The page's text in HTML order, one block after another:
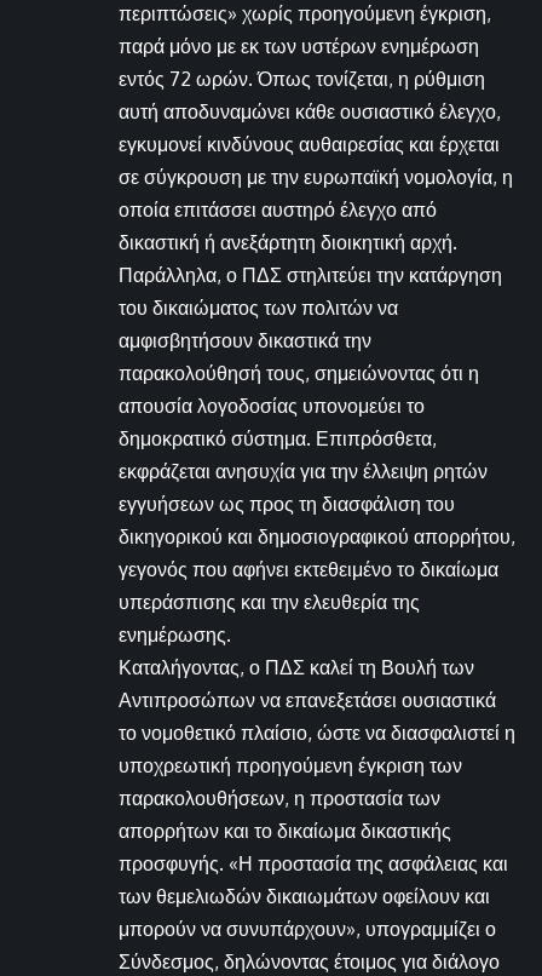
περιπτώσεις» χωρίς προηγούμενη έγκριση,
παρά μόνο με εκ των υστέρων ενημέρωση
εντός 72 ωρών. Όπως τονίζεται, η ρύθμιση
αυτή αποδυναμώνει κάθε ουσιαστικό έλεγχο,
εγκυμονεί κινδύνους αυθαιρεσίας και έρχεται
σε σύγκρουση με την ευρωπαϊκή νομολογία, η
οποία επιτάσσει αυστηρό έλεγχο από
δικαστική ή ανεξάρτητη διοικητική αρχή.
Παράλληλα, ο ΠΔΣ στηλιτεύει την κατάργηση
του δικαιώματος των πολιτών να
αμφισβητήσουν δικαστικά την
παρακολούθησή τους, σημειώνοντας ότι η
απουσία λογοδοσίας υπονομεύει το
δημοκρατικό σύστημα. Επιπρόσθετα,
εκφράζεται ανησυχία για την έλλειψη ρητών
εγγυήσεων ως προς τη διασφάλιση του
δικηγορικού και δημοσιογραφικού απορρήτου,
γεγονός που αφήνει εκτεθειμένο το δικαίωμα
υπεράσπισης και την ελευθερία της
ενημέρωσης.
Καταλήγοντας, ο ΠΔΣ καλεί τη Βουλή των
Αντιπροσώπων να επανεξετάσει ουσιαστικά
το νομοθετικό πλαίσιο, ώστε να διασφαλιστεί η
υποχρεωτική προηγούμενη έγκριση των
παρακολουθήσεων, η προστασία των
απορρήτων και το δικαίωμα δικαστικής
προσφυγής. «Η προστασία της ασφάλειας και
των θεμελιωδών δικαιωμάτων οφείλουν και
μπορούν να συνυπάρχουν», υπογραμμίζει ο
Σύνδεσμος, δηλώνοντας έτοιμος για διάλογο